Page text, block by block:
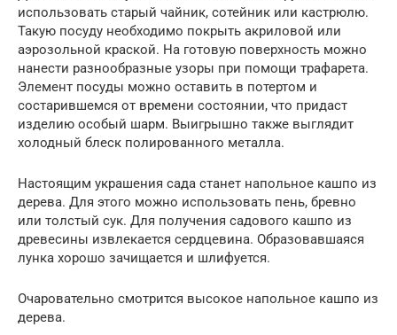
использовать старый чайник, сотейник или кастрюлю.
Такую посуду необходимо покрыть акриловой или
аэрозольной краской. На готовую поверхность можно
нанести разнообразные узоры при помощи трафарета.
Элемент посуды можно оставить в потертом и
состарившемся от времени состоянии, что придаст
изделию особый шарм. Выигрышно также выглядит
холодный блеск полированного металла.
Настоящим украшения сада станет напольное кашпо из
дерева. Для этого можно использовать пень, бревно
или толстый сук. Для получения садового кашпо из
древесины извлекается сердцевина. Образовавшаяся
лунка хорошо зачищается и шлифуется.
Очаровательно смотрится высокое напольное кашпо из
дерева.